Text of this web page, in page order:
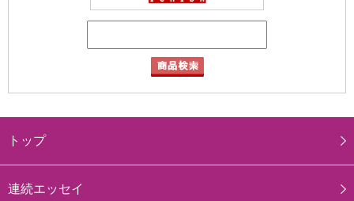
トップ
連続エッセイ